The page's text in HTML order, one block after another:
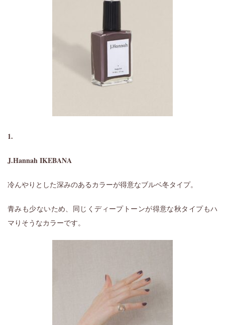
1.
J.Hannah IKEBANA
冷んやりとした深みのあるカラーが得意なブルベ冬タイプ。
青みも少ないため、同じくディープトーンが得意な秋タイプもハ
マりそうなカラーです。